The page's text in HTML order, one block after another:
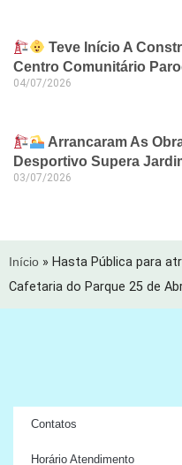
Teve Início A
Centro Comunitário
04/07/2026
Arrancaram As
Desportivo Supera
03/07/2026
Início » Hasta Pública para
Cafetaria do Parque 25 de
Contatos
Horário Atendimento